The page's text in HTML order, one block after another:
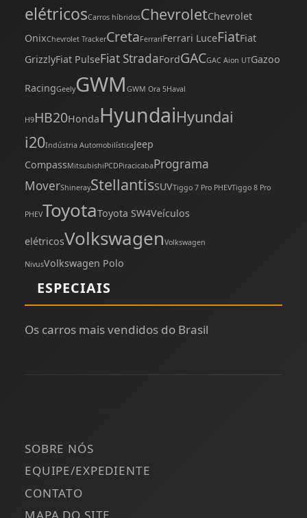
elétricosCarros híbridosChevroletChevrolet
OnixChevrolet TrackerCretaFerrariFerrari LuceFiatFiat
GrizzlyFiat PulseFiat StradaFordGACGAC Aion UTGazoo
RacingGeelyGWM GWM Ora 5Haval
H9HB20HondaHyundaiHyundai
i20Indústria AutomobilísticaJeep
CompassMitsubishiPCDPiracicabaPrograma
MoverShinerayStellantisSUVTiggo 7 Pro PHEVTiggo 8 Pro
PHEVToyotaToyota SW4Veículos
elétricosVolkswagenVolkswagen
NivusVolkswagen Polo
ESPECIAIS
Os carros mais vendidos do Brasil
SOBRE NÓS
EQUIPE/EXPEDIENTE
CONTATO